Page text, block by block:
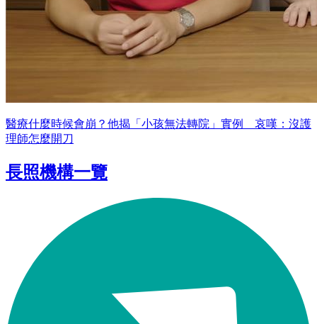
醫療什麼時候會崩？他揭「小孩無法轉院」實例 哀嘆：沒護
理師怎麼開刀
長照機構一覽